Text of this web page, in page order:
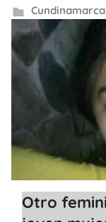
Cundinamarca
Otro